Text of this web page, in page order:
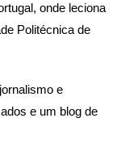
onde leciona
Politécnica de
e
e um blog de